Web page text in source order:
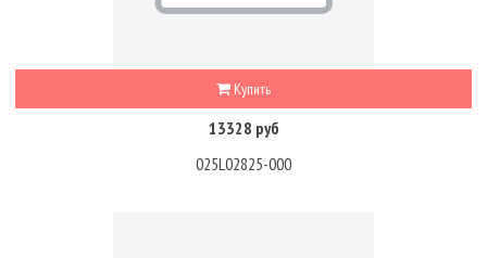
Купить
13328 руб
025L02825-000